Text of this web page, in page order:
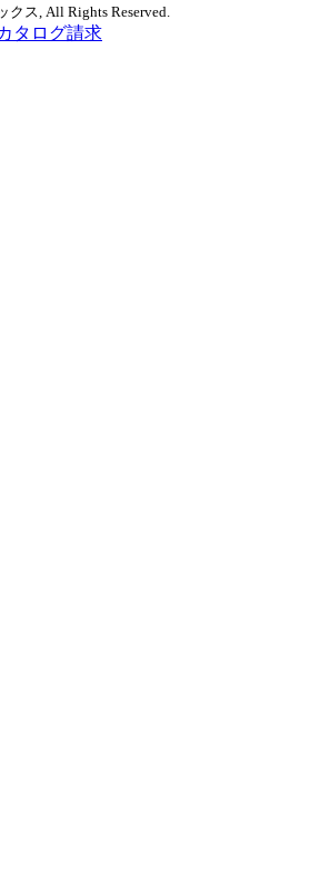
ス, All Rights Reserved.
タログ請求